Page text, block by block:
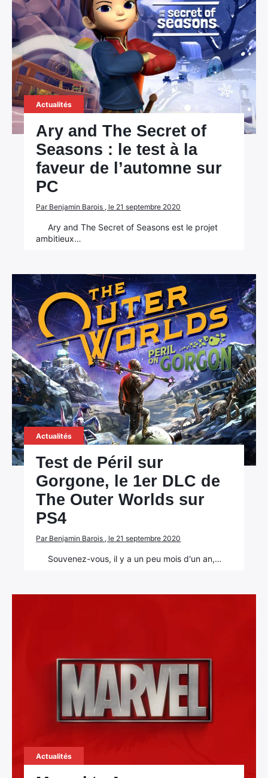
Actualités
Ary and The Secret of
Seasons : le test à la
faveur de l’automne sur
PC
Par Benjamin Barois , le 21 septembre 2020
Ary and The Secret of Seasons est le projet
ambitieux…
Actualités
Test de Péril sur
Gorgone, le 1er DLC de
The Outer Worlds sur
PS4
Par Benjamin Barois , le 21 septembre 2020
Souvenez-vous, il y a un peu mois d'un an,…
Actualités